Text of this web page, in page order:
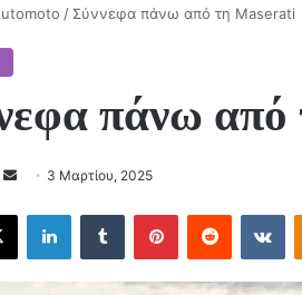
/ Σύννεφα πάνω από τη Maserati
πάνω
Send
email
3 Μαρτίου, 2025
X LinkedInTumblr PinterestReddit